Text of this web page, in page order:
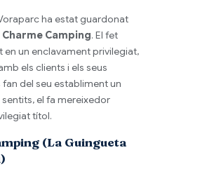
ha estat guardonat
Camping. El fet
en un enclavament privilegiat,
els clients i els seus
del seu establiment un
el fa mereixedor
títol.
(La Guingueta